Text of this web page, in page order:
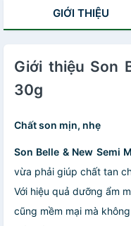
GIỚI THIỆU
Giới thiệu Son
30g
Chất son mịn, nhẹ
Son Belle & New Semi
vừa phải giúp chất tan
Với hiệu quả dưỡng ẩm
cũng mềm mại mà